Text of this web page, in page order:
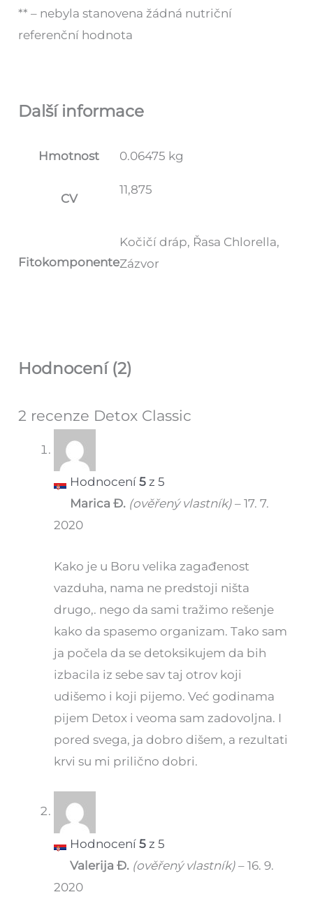
** – nebyla stanovena žádná nutriční
referenční hodnota
Další informace
Hmotnost 0.06475 kg
CV
11,875
Fitokomponente
Kočičí dráp, Řasa Chlorella,
Zázvor
Hodnocení (2)
2 recenze Detox Classic
Hodnocení5 z 5
Marica Đ. (ověřený vlastník) – 17. 7.
2020
Kako je u Boru velika zagađenost
vazduha, nama ne predstoji ništa
drugo,. nego da sami tražimo rešenje
kako da spasemo organizam. Tako sam
ja počela da se detoksikujem da bih
izbacila iz sebe sav taj otrov koji
udišemo i koji pijemo. Već godinama
pijem Detox i veoma sam zadovoljna. I
pored svega, ja dobro dišem, a rezultati
krvi su mi prilično dobri.
Hodnocení5 z 5
Valerija Đ. (ověřený vlastník) – 16. 9.
2020